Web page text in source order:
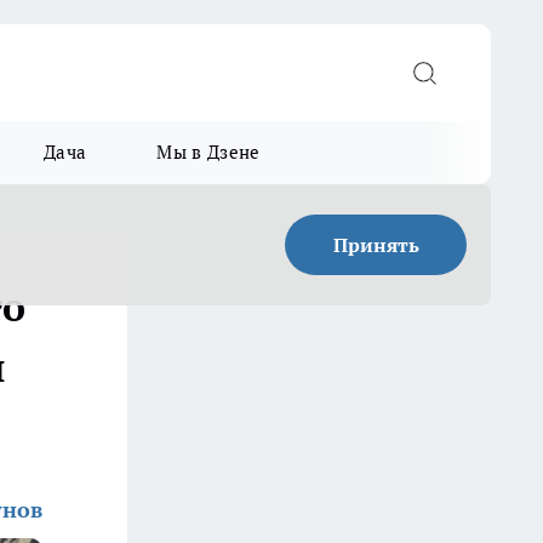
Дача Мы в Дзене
Принять